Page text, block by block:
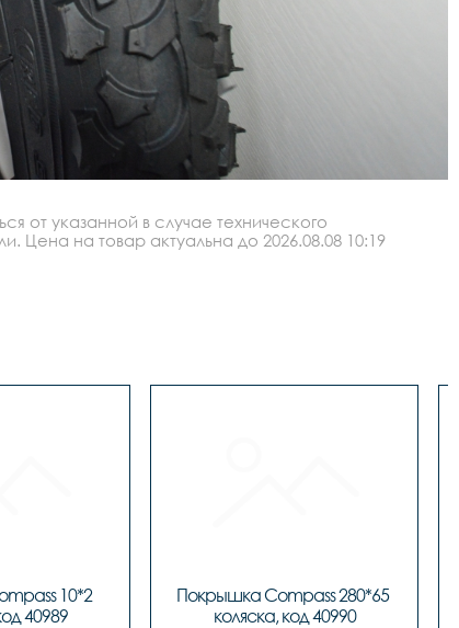
от указанной в случае технического
Цена на товар актуальна до 2026.08.08 10:19
10*2
40989
Покрышка Compass 280*65
коляска, код 40990